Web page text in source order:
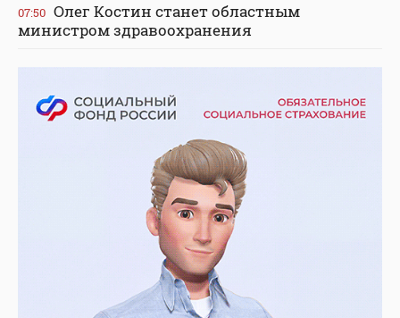
07:50 Олег Костин станет областным
министром здравоохранения